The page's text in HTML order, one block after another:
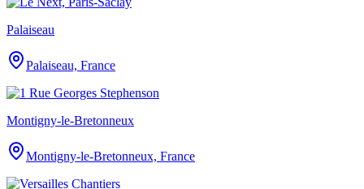
Palaiseau
Palaiseau, France
Montigny-le-Bretonneux
Montigny-le-Bretonneux, France